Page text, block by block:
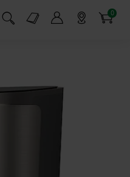
Suchfeld einblenden
Markt-Angebote 0
Artikel